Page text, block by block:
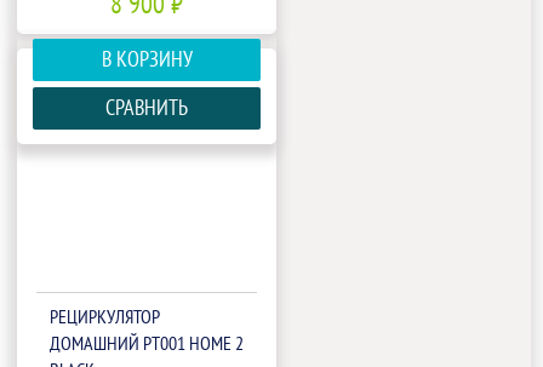
В КОРЗИНУ
СРАВНИТЬ
РЕЦИРКУЛЯТОР
ДОМАШНИЙ РТ001 HOME 2